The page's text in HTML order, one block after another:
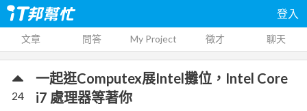
登入
文章 問答 My Project 徵才 聊天
一起逛Computex展Intel攤位，Intel Core
i7 處理器等著你
24